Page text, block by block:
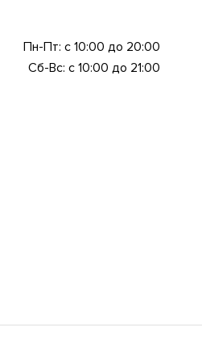
Пн-Пт: с 10:00 до 20:00
Сб-Вс: с 10:00 до 21:00